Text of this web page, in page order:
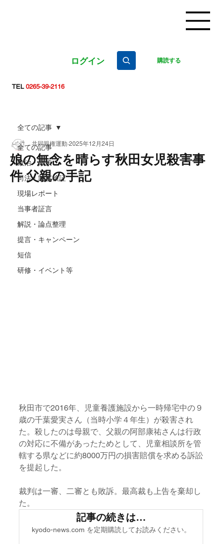
ログイン 購読する
TEL0265-39-2116
全ての記事
政治・政策
司法・制度検証
現場レポート
当事者証言
解説・論点整理
提言・キャンペーン
短信
研修・イベント等
全ての記事
娘の無念を晴らす秋田女児殺害事
件 父親の手記
共同親権運動 2025年12月24日
秋田市で2016年、児童養護施設から一時帰宅中の９
歳の千葉愛実さん（当時小学４年生）が殺害され
た。殺したのは母親で、父親の阿部康祐さんは行政
の対応に不備があったためとして、児童相談所を管
轄する県などに約8000万円の損害賠償を求める訴訟
を提起した。
裁判は一審、二審とも敗訴。最高裁も上告を棄却し
た。
記事の続きは…
kyodo-news.com を定期購読してお読みください。